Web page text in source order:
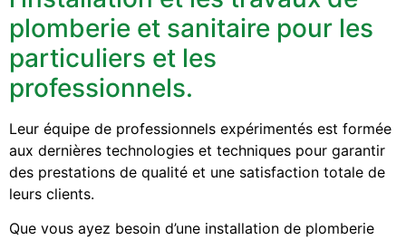
plomberie et sanitaire pour les
particuliers et les
professionnels.
Leur équipe de professionnels expérimentés est formée
aux dernières technologies et techniques pour garantir
des prestations de qualité et une satisfaction totale de
leurs clients.
Que vous ayez besoin d’une installation de plomberie